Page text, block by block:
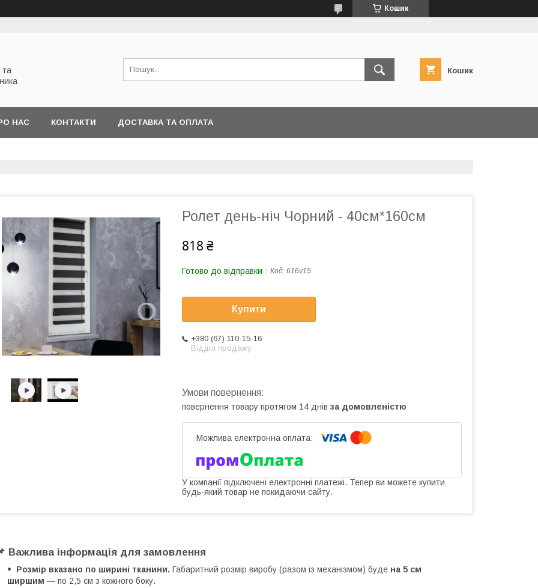
Кошик
та
Кошик
НАС КОНТАКТИ ДОСТАВКА ТА ОПЛАТА
Ролет день-ніч Чорний - 40см*160см
818 ₴
Готово до відправки Код: 616v15
Купити
+380 (67) 110-15-16
Відділ продажу
повернення товару протягом 14 днів за домовленістю
У компанії підключені електронні платежі. Тепер ви можете купити
будь-який товар не покидаючи сайту.
Важлива інформація для замовлення
Розмір вказано по ширині тканини. Габаритний розмір виробу (разом із механізмом) буде на 5 см
ширшим — по 2,5 см з кожного боку.